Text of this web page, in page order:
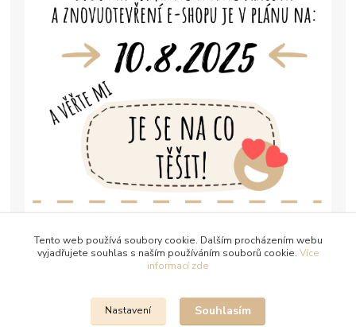
Tento web používá soubory cookie. Dalším procházením webu
vyjadřujete souhlas s naším používáním souborů cookie. Více
informací zde
Nastavení Souhlasím